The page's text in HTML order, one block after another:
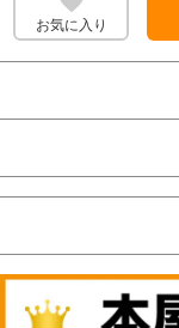
お気に入り